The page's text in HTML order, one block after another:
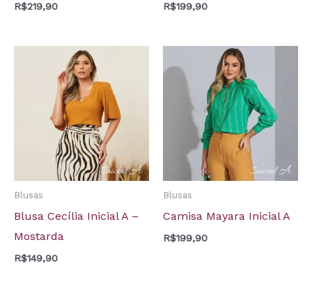
R$219,90 R$199,90
Blusas
Blusa Cecília Inicial A –
Mostarda
R$149,90
Blusas
Camisa Mayara Inicial A
R$199,90